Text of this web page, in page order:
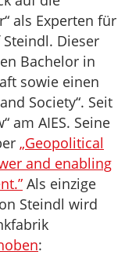
als Experten für
Dieser
Bachelor in
sowie einen
Society“. Seit
am AIES. Seine
„Geopolitical
and enabling
Als einzige
Steindl wird
: